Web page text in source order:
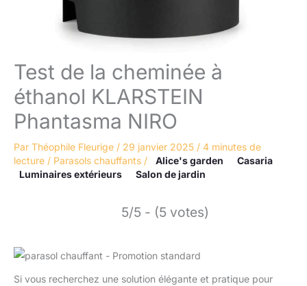
Test de la cheminée à
éthanol KLARSTEIN
Phantasma NIRO
Par Théophile Fleurige / 29 janvier 2025 / 4 minutes de
lecture / Parasols chauffants / Alice's garden
Casaria
Luminaires extérieurs
Salon de jardin
5/5 - (5 votes)
Si vous recherchez une solution élégante et pratique pour